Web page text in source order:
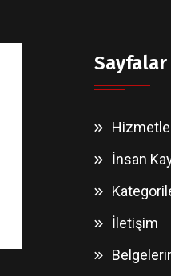
Sayfalar
İnsan
İletişim